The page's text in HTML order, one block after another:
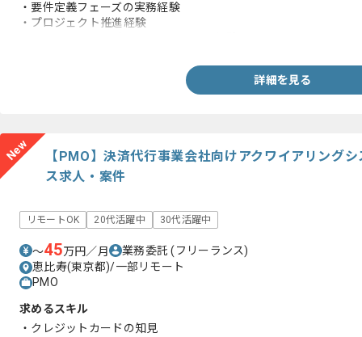
・要件定義フェーズの実務経験
・プロジェクト推進経験
詳細を見る
New
【PMO】決済代行事業会社向けアクワイアリング
ス求人・案件
リモートOK 20代活躍中 30代活躍中
〜45万円／月 業務委託(フリーランス)
恵比寿(東京都)/一部リモート
PMO
求めるスキル
・クレジットカードの知見